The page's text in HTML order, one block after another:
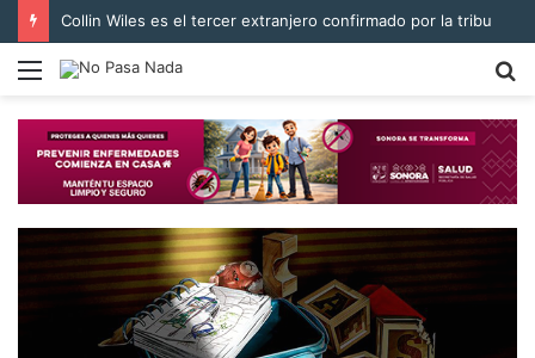
Collin Wiles es el tercer extranjero confirmado por la tribu
Menú